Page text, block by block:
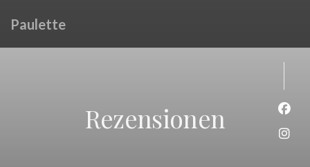
Paulette
Rezensionen